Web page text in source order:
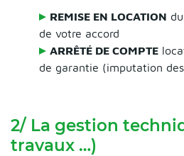
REMISE EN LOCATION
de votre accord
ARRÊTÉ DE COMPTE
de garantie (imputation
2/ La gestion
travaux …)